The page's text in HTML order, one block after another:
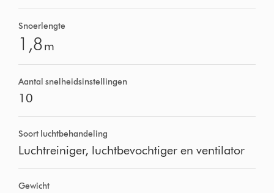
Snoerlengte
1,8m
Aantal snelheidsinstellingen
10
Soort luchtbehandeling
Luchtreiniger, luchtbevochtiger en ventilator
Gewicht